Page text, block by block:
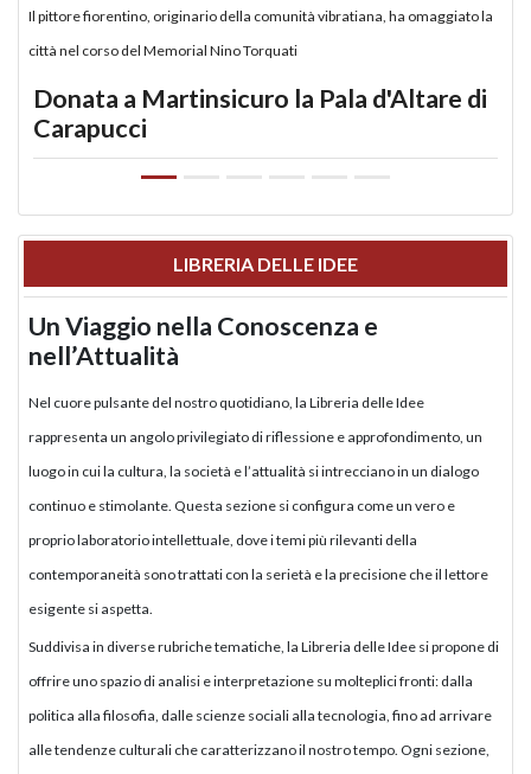
Il pittore fiorentino, originario della comunità vibratiana, ha omaggiato la
città nel corso del Memorial Nino Torquati
Donata a Martinsicuro la Pala d'Altare di
Carapucci
LIBRERIA DELLE IDEE
Un Viaggio nella Conoscenza e
nell’Attualità
Nel cuore pulsante del nostro quotidiano, la Libreria delle Idee
rappresenta un angolo privilegiato di riflessione e approfondimento, un
luogo in cui la cultura, la società e l’attualità si intrecciano in un dialogo
continuo e stimolante. Questa sezione si configura come un vero e
proprio laboratorio intellettuale, dove i temi più rilevanti della
contemporaneità sono trattati con la serietà e la precisione che il lettore
esigente si aspetta.
Suddivisa in diverse rubriche tematiche, la Libreria delle Idee si propone di
offrire uno spazio di analisi e interpretazione su molteplici fronti: dalla
politica alla filosofia, dalle scienze sociali alla tecnologia, fino ad arrivare
alle tendenze culturali che caratterizzano il nostro tempo. Ogni sezione,